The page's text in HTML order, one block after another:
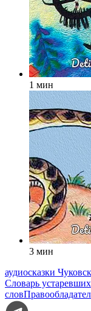
1 мин
3 мин
аудиосказки
Словарь устаревших
слов